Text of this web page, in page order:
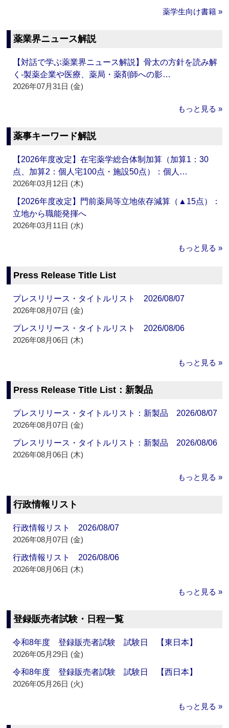
薬学生向け書籍 »
薬業界ニュース解説
【対話で学ぶ薬業界ニュース解説】骨太の方針を読み解
く‐製薬企業や医療、薬局・薬剤師への影…
2026年07月31日 (金)
もっと見る »
薬事キーワード解説
【2026年度改定】在宅薬学総合体制加算（加算1：30
点、加算2：個人宅100点・施設50点）：個人…
2026年03月12日 (木)
【2026年度改定】門前薬局等立地依存減算（▲15点）：
立地から職能発揮へ
2026年03月11日 (水)
もっと見る »
Press Release Title List
プレスリリース・タイトルリスト 2026/08/07
2026年08月07日 (金)
プレスリリース・タイトルリスト 2026/08/06
2026年08月06日 (木)
もっと見る »
Press Release Title List：新製品
プレスリリース・タイトルリスト：新製品 2026/08/07
2026年08月07日 (金)
プレスリリース・タイトルリスト：新製品 2026/08/06
2026年08月06日 (木)
もっと見る »
行政情報リスト
行政情報リスト 2026/08/07
2026年08月07日 (金)
行政情報リスト 2026/08/06
2026年08月06日 (木)
もっと見る »
登録販売者試験・日程一覧
令和8年度 登録販売者試験 試験日 【東日本】
2026年05月29日 (金)
令和8年度 登録販売者試験 試験日 【西日本】
2026年05月26日 (火)
もっと見る »